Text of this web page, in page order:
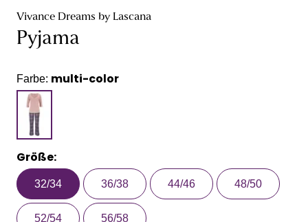
Vivance Dreams by Lascana
Pyjama
Farbe: multi-color
Größe:
32/34 36/38 44/46 48/50
52/54 56/58